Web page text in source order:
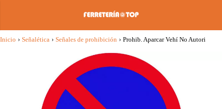
Inicio › Señalética › Señales de prohibición › Prohib. Aparcar Vehí No Autori